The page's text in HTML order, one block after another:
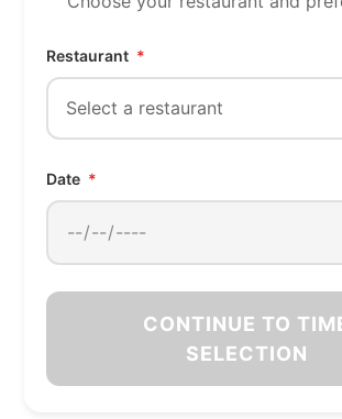
Restaurant *
Date *
CONTINUE TO
SELECTION